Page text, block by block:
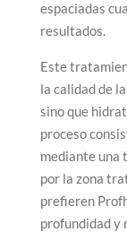
espaciadas
resultados.
Este
la calidad de
sino que
proceso
mediante una
por la zona
prefieren
profundidad y